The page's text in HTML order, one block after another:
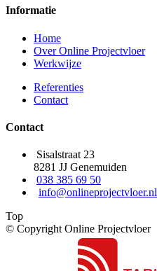
Informatie
Home
Over Online Projectvloer
Werkwijze
Referenties
Contact
Contact
Sisalstraat 23
8281 JJ Genemuiden
038 385 69 50
info@onlineprojectvloer.nl
Top
© Copyright Online Projectvloer